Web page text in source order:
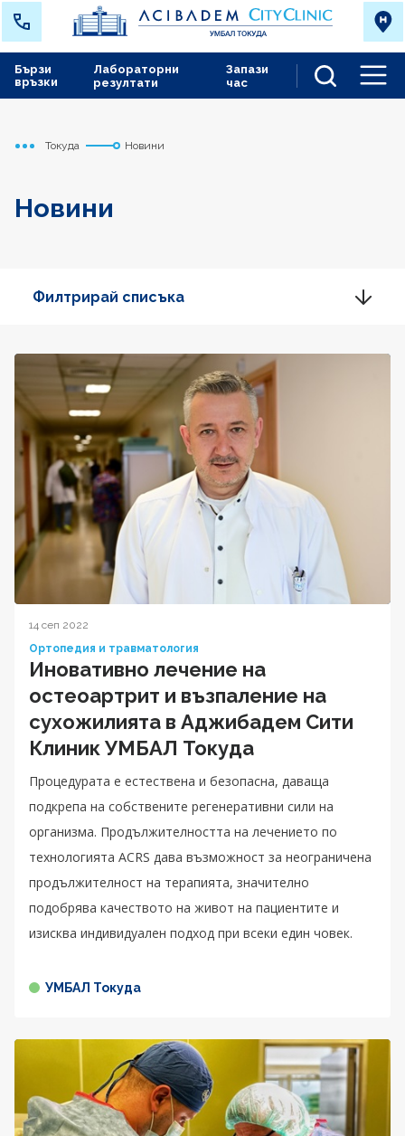
Лабораторни
резултати
Запази
час
Бързи
връзки
Начало
Токуда Новини
Новини
Филтрирай списъка
14 сеп 2022
Ортопедия и травматология
Иновативно лечение на
остеоартрит и възпаление на
сухожилията в Аджибадем Сити
Клиник УМБАЛ Токуда
Процедурата е естествена и безопасна, даваща
подкрепа на собствените регенеративни сили на
организма. Продължителността на лечението по
технологията ACRS дава възможност за неограничена
продължителност на терапията, значително
подобрява качеството на живот на пациентите и
изисква индивидуален подход при всеки един човек.
УМБАЛ Токуда